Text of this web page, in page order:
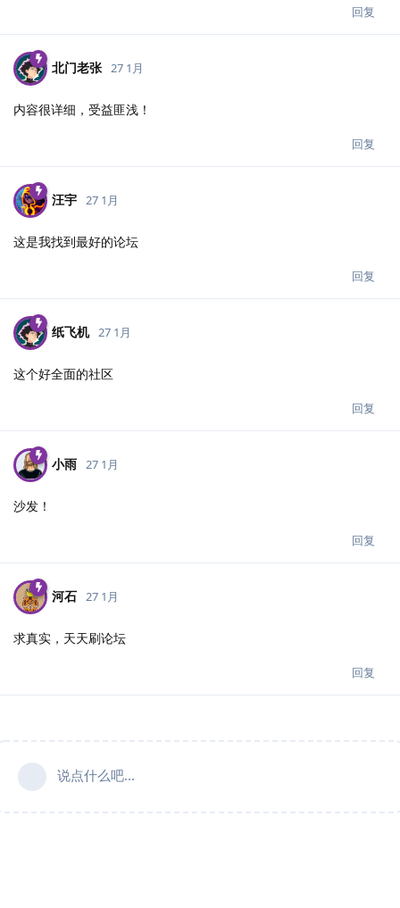
回复
北门老张 27 1月
内容很详细，受益匪浅！
回复
汪宇 27 1月
这是我找到最好的论坛
回复
纸飞机 27 1月
这个好全面的社区
回复
小雨 27 1月
沙发！
回复
河石 27 1月
求真实，天天刷论坛
回复
说点什么吧...